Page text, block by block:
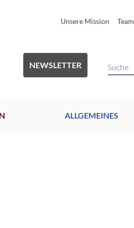
Unsere Mission Team
NEWSLETTER
ALLGEMEINES